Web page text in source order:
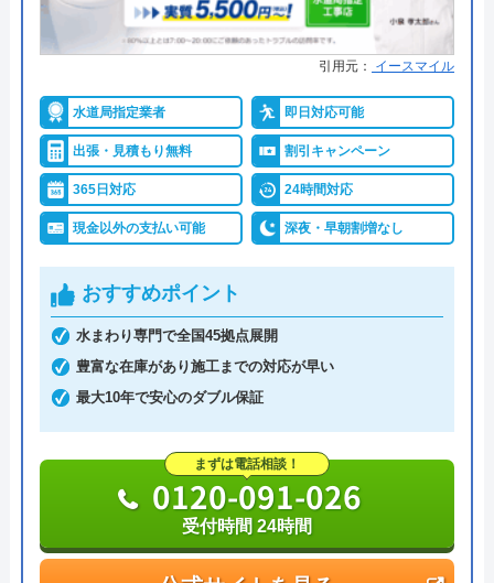
●保証・保険
商品保証最長10年・施工保証最長5
年
詳細は公式HPでご確認ください
ハウスラボホームがおすすめの理由
ハウスラボホームは全国各地に拠点を構えている水
道修理業者です。トイレ、キッチン、浴室などの水
まわりトラブル全般に対応しており、作業料金が
6,600円からとお手頃価格で提供をしています。
万が一、水まわりに問題が発生した場合は、最短20
分でお客様の元にスタッフが駆けつけます。出張見
一切ありません。業務や知識の習得のために厳しい
自社研修を実施しているため、技術には問題ないよ
トラブルの原因や作業例などが分かりやすく記載さ
引用元： イースマイル
水道局指定業者 即日対応可能
出張・見積もり無料 割引キャンペーン
365日対応 24時間対応
現金以外の支払い可能 深夜・早朝割増なし
おすすめポイント
水まわり専門で全国45拠点展開
豊富な在庫があり施工までの対応が早い
最大10年で安心のダブル保証
まずは電話相談！
0120-091-026
受付時間 24時間